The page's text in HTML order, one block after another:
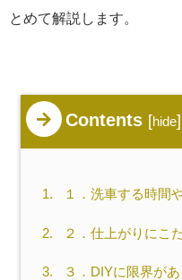
とめて解説します。
Contents [hide]
1. １．洗車する時間
2. ２．仕上がりにこ
3. ３．DIYに限界が